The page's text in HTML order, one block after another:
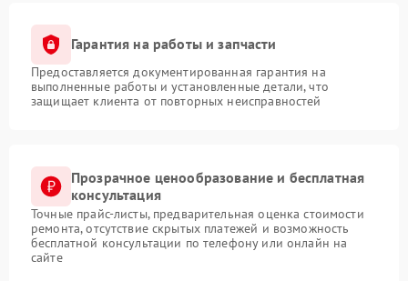
Гарантия на работы и запчасти
Предоставляется документированная гарантия на
выполненные работы и установленные детали, что
защищает клиента от повторных неисправностей
Прозрачное ценообразование и бесплатная
консультация
Точные прайс-листы, предварительная оценка стоимости
ремонта, отсутствие скрытых платежей и возможность
бесплатной консультации по телефону или онлайн на
сайте